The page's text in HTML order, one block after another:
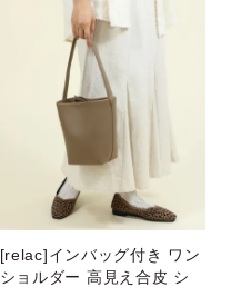
[relac]インバッグ付き ワン
ショルダー 高見え合皮 シ